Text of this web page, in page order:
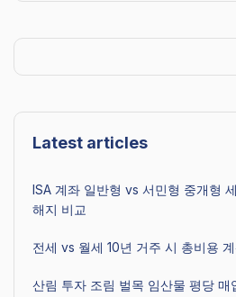
Latest articles
ISA 계좌 일반형 vs 서민형 중개형
해지 비교
전세 vs 월세 10년 거주 시 총비용
산림 투자 조림 벌목 임산물 평당 매